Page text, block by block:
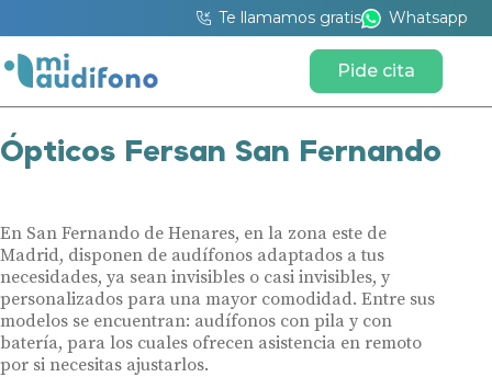
Te llamamos gratis Whatsapp
Pide cita
Ópticos Fersan San Fernando
En San Fernando de Henares, en la zona este de
Madrid, disponen de audífonos adaptados a tus
necesidades, ya sean invisibles o casi invisibles, y
personalizados para una mayor comodidad. Entre sus
modelos se encuentran: audífonos con pila y con
batería, para los cuales ofrecen asistencia en remoto
por si necesitas ajustarlos.